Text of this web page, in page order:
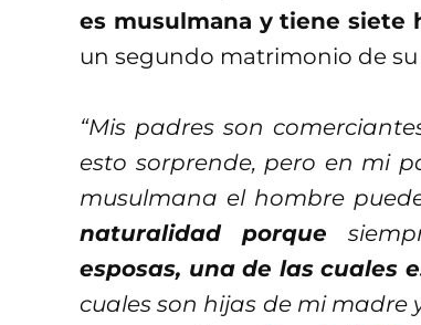
es musulmana y tiene siete
un segundo matrimonio de su
“Mis padres son
esto sorprende, pero en mi
musulmana el hombre
naturalidad porque
esposas, una de las cuales
cuales son hijas de mi madre